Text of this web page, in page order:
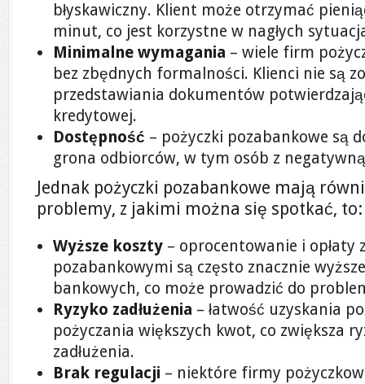
błyskawiczny. Klient może otrzymać
minut, co jest korzystne w nagłych
Minimalne wymagania – wiele firm
bez zbędnych formalności. Klienci nie są
przedstawiania dokumentów
kredytowej.
Dostępność – pożyczki pozabankowe są
grona odbiorców, w tym osób z
Jednak pożyczki pozabankowe mają
problemy, z jakimi można się spotkać, to:
Wyższe koszty – oprocentowanie i opłaty
pozabankowymi są często znacznie
bankowych, co może prowadzić do
Ryzyko zadłużenia – łatwość uzyskania
pożyczania większych kwot, co zwiększa
zadłużenia.
Brak regulacji – niektóre firmy